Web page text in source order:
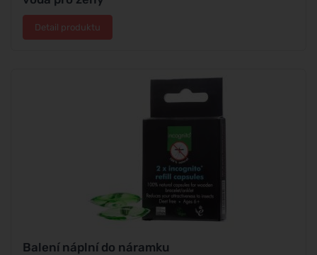
Detail produktu
Balení náplní do náramku